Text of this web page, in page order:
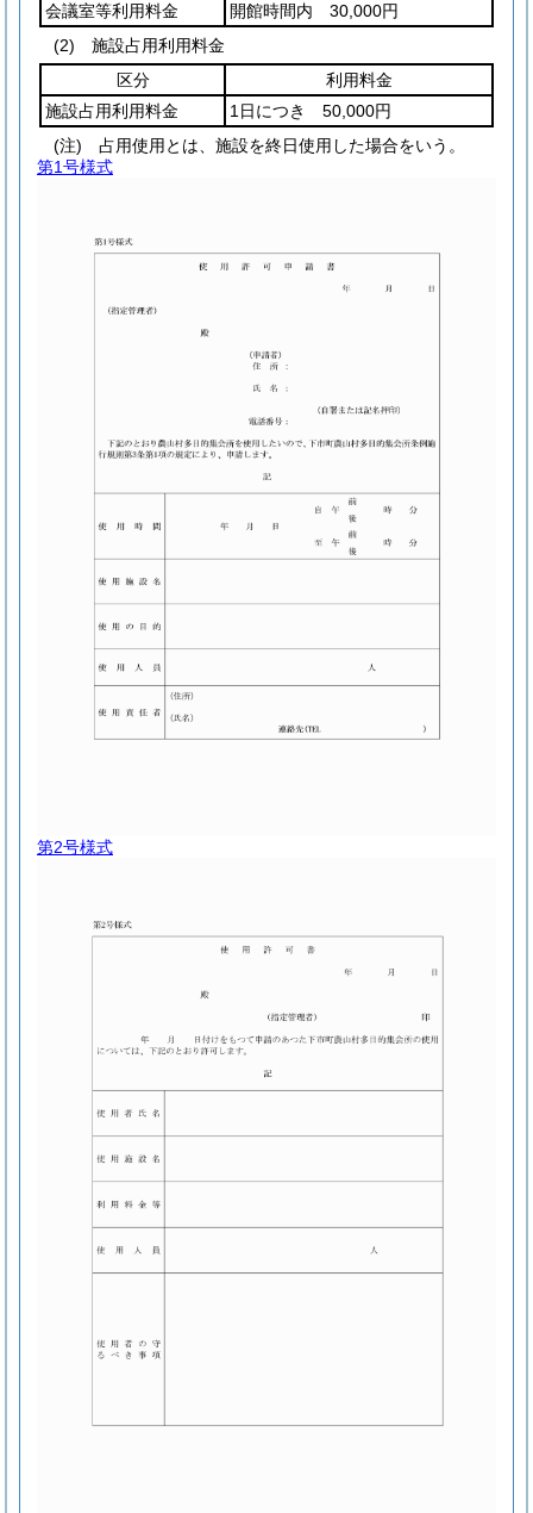
会議室等利用料金
開館時間内 30,000円
(2) 施設占用利用料金
区分
利用料金
施設占用利用料金
1日につき 50,000円
(注) 占用使用とは、施設を終日使用した場合をいう。
第1号様式
第2号様式